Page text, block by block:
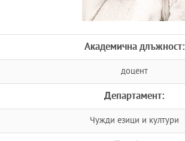
Академична длъжност:
доцент
Департамент:
Чужди езици и култури